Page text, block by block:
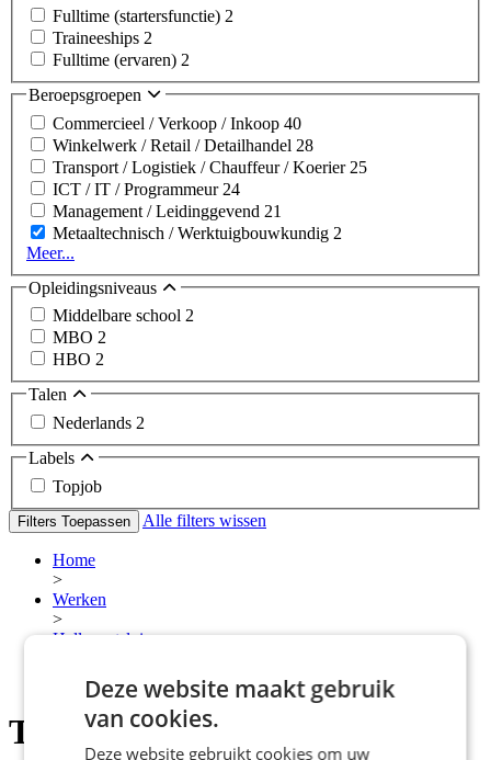
Fulltime (startersfunctie) 2
Traineeships 2
Fulltime (ervaren) 2
Beroepsgroepen
Commercieel / Verkoop / Inkoop 40
Winkelwerk / Retail / Detailhandel 28
Transport / Logistiek / Chauffeur / Koerier 25
ICT / IT / Programmeur 24
Management / Leidinggevend 21
Metaaltechnisch / Werktuigbouwkundig 2
Meer...
Opleidingsniveaus
Middelbare school 2
MBO 2
HBO 2
Talen
Nederlands 2
Labels
Topjob
Filters Toepassen Alle filters wissen
Home
>
Werken
>
Hellevoetsluis
Technische vacatures
Technische vacatures
Deze website maakt gebruik
van cookies.
Deze website gebruikt cookies om uw